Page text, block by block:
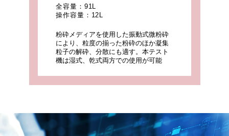
全容量： 91L
操作容量： 12L
粉砕メディアを使用した振動式微粉砕
により、粒度の揃った粉砕のほか凝集
粒子の解砕、分散にも適す。本テスト
機は湿式、乾式両方での使用が可能